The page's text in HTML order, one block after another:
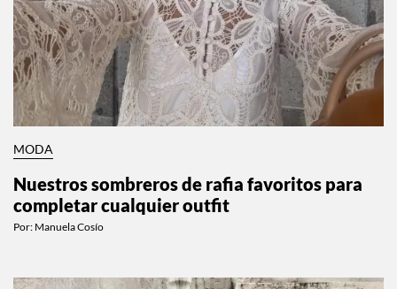
MODA
Nuestros sombreros de rafia favoritos para
completar cualquier outfit
Por: Manuela Cosío